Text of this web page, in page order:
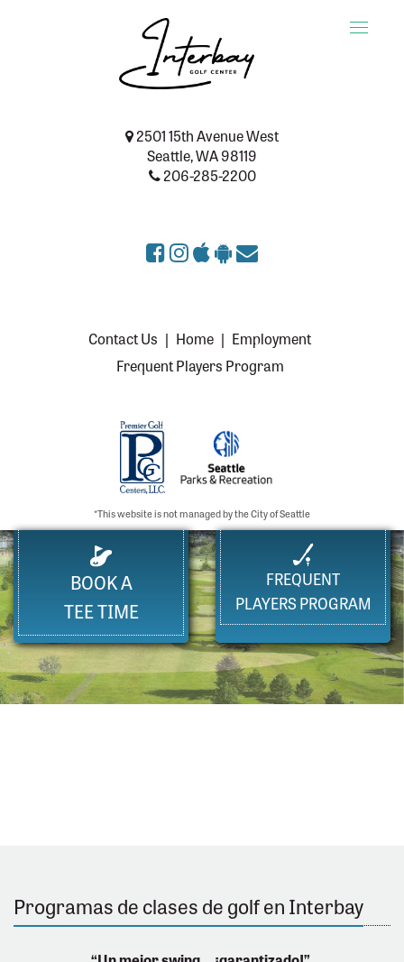
Toggle
2501 15th Avenue West
Seattle, WA 98119
206-285-2200
Contact Us | Home | Employment
Frequent Players Program
*This website is not managed by the City of Seattle
BOOK A
TEE TIME
FREQUENT
PLAYERS PROGRAM
Programas de clases de golf en Interbay